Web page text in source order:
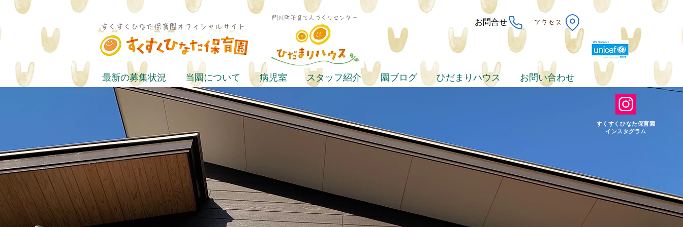
すくすくひなた保育園オフィシャルサイト
​門川町子育て人づくりセンター お問合せ アクセス
最新の募集状況 当園について 病児室 スタッフ紹介 園ブログ ひだまりハウス お問い合わせ
すくすくひなた保育園
​インスタグラム